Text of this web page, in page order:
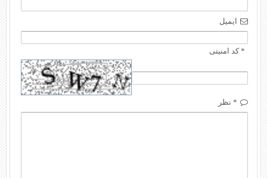
ایمیل
* کد امنیتی
* نظر